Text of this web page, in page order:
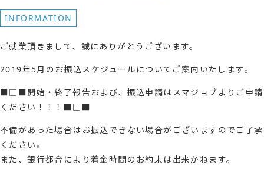
INFORMATION
ご就業頂きまして、誠にありがとうございます。
2019年5月のお振込スケジュールについてご案内いたします。
■□■開始・終了報告および、振込申請はスマジョブよりご申請
ください！！！■□■
不備があった場合はお振込できない場合がございますのでご了承
ください。
また、銀行都合により着金時間のお約束は出来かねます。